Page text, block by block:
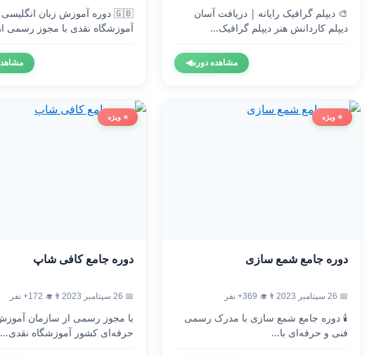
🎨 دیپلم گرافیک رایانه | دریافت آسان
دیپلم کاردانش هنر دیپلم گرافیک...
مشاهده دوره◀
🇬🇧 دوره آموزش زبان انگلیسی
آموزشگاه نقدی با مجوز رسمی از
⭐ ویژه
دوره جامع شمع سازی
📅 26 سپتامبر 2023 👨‍🎓 369+ نفر
🕯️ دوره جامع شمع سازی با مدرک رسمی
فنی و حرفه‌ای با...
⭐ ویژه
دوره جامع کافی شاپ
📅 26 سپتامبر 2023 👨‍🎓 172+ نفر
با مجوز رسمی از سازمان
حرفه‌ای کشور آموزشگاه نقدی...